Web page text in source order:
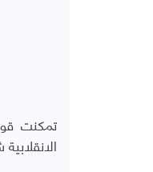
تمكنت